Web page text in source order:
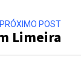
PRÓXIMO POST
Limeira